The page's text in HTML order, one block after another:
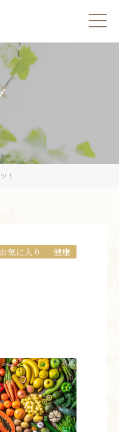
お客様の声
活動実績
！
お気に入り 健康